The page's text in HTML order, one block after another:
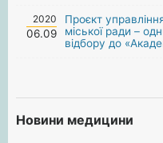
2020
06.09
Проєкт
міської ради –
відбору до
Новини медицини